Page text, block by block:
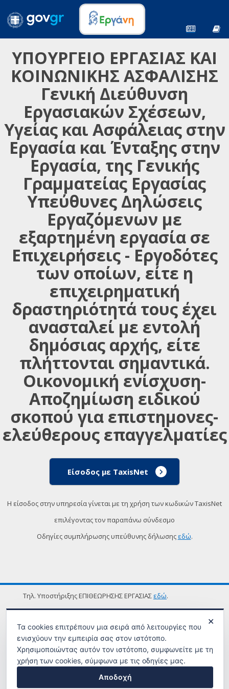
ΥΠΟΥΡΓΕΙΟ ΕΡΓΑΣΙΑΣ ΚΑΙ
ΚΟΙΝΩΝΙΚΗΣ ΑΣΦΑΛΙΣΗΣ
Γενική Διεύθυνση
Εργασιακών Σχέσεων,
Υγείας και Ασφάλειας στην
Εργασία και Ένταξης στην
Εργασία, της Γενικής
Γραμματείας Εργασίας
Υπεύθυνες Δηλώσεις
Εργαζόμενων με
εξαρτημένη εργασία σε
Επιχειρήσεις - Εργοδότες
των οποίων, είτε η
επιχειρηματική
δραστηριότητά τους έχει
ανασταλεί με εντολή
δημόσιας αρχής, είτε
πλήττονται σημαντικά.
Οικονομική ενίσχυση-
Αποζημίωση ειδικού
σκοπού για επιστημονες-
ελεύθερους επαγγελματίες
Είσοδος με TaxisNet
Η είσοδος στην υπηρεσία γίνεται με τη χρήση των κωδικών TaxisNet
επιλέγοντας τον παραπάνω σύνδεσμο
Οδηγίες συμπλήρωσης υπεύθυνης δήλωσης εδώ.
Τηλ. Υποστήριξης ΕΠΙΘΕΩΡΗΣΗΣ ΕΡΓΑΣΙΑΣ εδώ.
ΟΡΟΙ ΧΡΗΣΗΣ
✕
Τα cookies επιτρέπουν μια σειρά από λειτουργίες που
ενισχύουν την εμπειρία σας στον ιστότοπο.
Χρησιμοποιώντας αυτόν τον ιστότοπο, συμφωνείτε με τη
χρήση των cookies, σύμφωνα με τις οδηγίες μας.
Αποδοχή